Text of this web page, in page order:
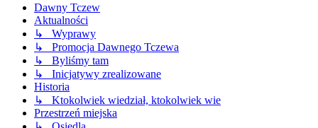
Dawny Tczew
Aktualności
↳ Wyprawy
↳ Promocja Dawnego Tczewa
↳ Byliśmy tam
↳ Inicjatywy zrealizowane
Historia
↳ Ktokolwiek wiedział, ktokolwiek wie
Przestrzeń miejska